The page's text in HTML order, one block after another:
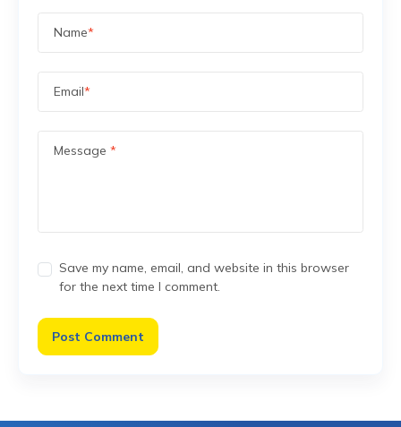
Name*
Email*
Message *
Save my name, email, and website in this browser
for the next time I comment.